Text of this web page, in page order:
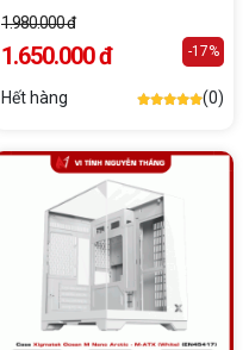
1.980.000 đ
1.650.000 đ -17%
Hết hàng (0)